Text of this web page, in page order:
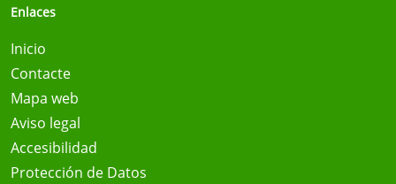
Enlaces
Inicio
Contacte
Mapa web
Aviso legal
Accesibilidad
Protección de Datos